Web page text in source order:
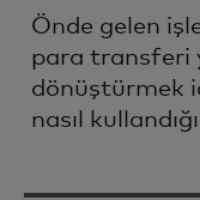
Önde gelen
para transferi
dönüştürmek
nasıl